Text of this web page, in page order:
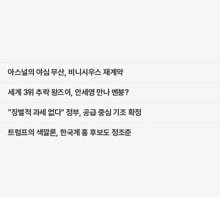
아스널의 야심 무산, 비니시우스 재계약
세계 3위 추락 왕즈이, 안세영 만나 멘붕?
"징벌적 과세 없다" 정부, 공급 중심 기조 확정
트럼프의 색깔론, 한국계 홍 후보도 정조준